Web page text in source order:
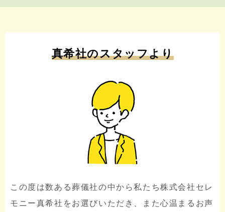
真希社のスタッフより
この度は数ある葬儀社の中から私たち株式会社セレ
モニー真希社をお選びいただき、また心温まるお声